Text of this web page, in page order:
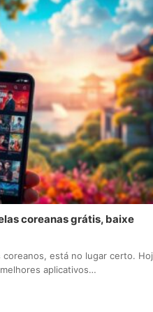
coreanas grátis, baixe
coreanos, está no lugar certo.
aplicativos…